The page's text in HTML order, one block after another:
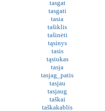
tasgat
tasgati
tasia
tašiklis
tašinėti
tąsinys
tasis
tąsiukas
tasja
tasjag_patis
tasjau
tasjaug
taškai
taškakablis